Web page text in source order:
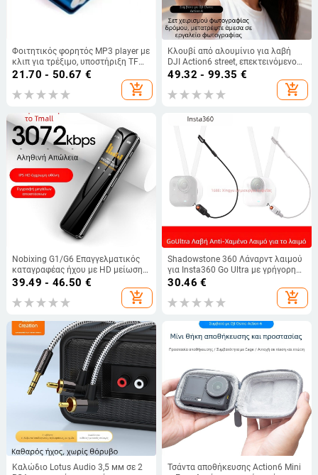
Φοιτητικός φορητός MP3 player με
κλιπ για τρέξιμο, υποστήριξη TF
κάρτας, οθόνη 1,1 ιντσών
21.70 - 50.67 €
add_shopping_cart
Κλουβί από αλουμίνιο για λαβή
DJI Action6 street, επεκτεινόμενο
selfie stick, υποστήριξη εκτύπωσης
49.32 - 99.35 €
add_shopping_cart
Nobixing G1/G6 Επαγγελματικός
καταγραφέας ήχου με HD μείωση
θορύβου, μεταγραφή σε κείμενο,
φορητός MP3-αναπαραγωγέας
39.49 - 46.50 €
add_shopping_cart
Shadowstone 360 Λάναρντ λαιμού
για Insta360 Go Ultra με γρήγορη
απελευθέρωση και προστασία από
απώλεια; υλικό: ύφασμα και
πλαστικό
30.46 €
add_shopping_cart
Καλώδιο Lotus Audio 3,5 мм σε 2
Τσάντα αποθήκευσης Action6 Mini